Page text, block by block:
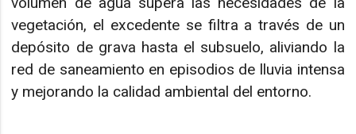
vegetación, el excedente se filtra a través de un
depósito de grava hasta el subsuelo, aliviando la
red de saneamiento en episodios de lluvia intensa
y mejorando la calidad ambiental del entorno.